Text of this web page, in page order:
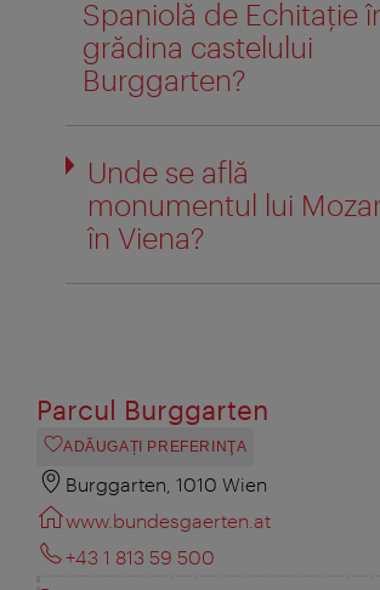
Spaniolă de Echitație
grădina castelului
Burggarten?
Unde se află
monumentul lui
în Viena?
Parcul Burggarten
ADĂUGAȚI PREFERINŢA
Burggarten, 1010 Wien
www.bundesgaerten.at
+43 1 813 59 500